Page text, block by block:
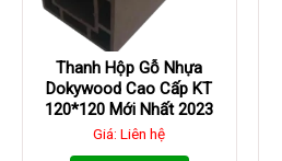
Thanh Hộp Gỗ Nhựa
Dokywood Cao Cấp KT
120*120 Mới Nhất 2023
Giá: Liên hệ